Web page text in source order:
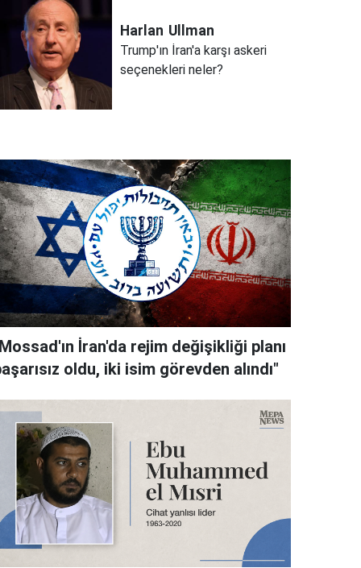
Harlan Ullman
Trump'ın İran'a karşı askeri
seçenekleri neler?
İran'da rejim değişikliği planı
oldu, iki isim görevden alındı"